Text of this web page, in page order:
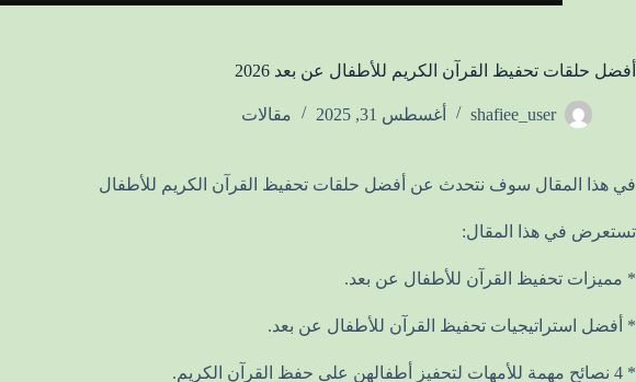
أفضل حلقات تحفيظ القرآن الكريم للأطفال عن بعد 2026
shafiee_user أغسطس 31, 2025 مقالات
في هذا المقال سوف نتحدث عن أفضل حلقات تحفيظ القرآن الكريم للأطفال
تستعرض في هذا المقال:
* مميزات تحفيظ القرآن للأطفال عن بعد.
* أفضل استراتيجيات تحفيظ القرآن للأطفال عن بعد.
* 4 نصائح مهمة للأمهات لتحفيز أطفالهن على حفظ القرآن الكريم.